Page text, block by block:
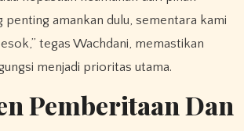
penting amankan dulu, sementara kami
tegas Wachdani, memastikan
menjadi prioritas utama.
Pemberitaan Dan